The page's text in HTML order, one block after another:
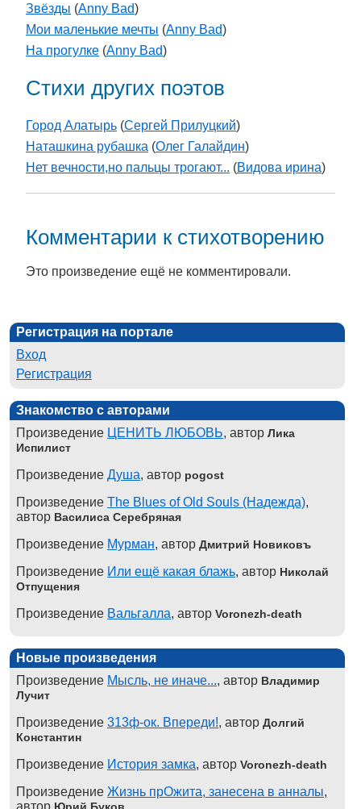
Звёзды (Anny Bad)
Мои маленькие мечты (Anny Bad)
На прогулке (Anny Bad)
Стихи других поэтов
Город Алатырь (Сергей Прилуцкий)
Наташкина рубашка (Олег Галайдин)
Нет вечности,но пальцы трогают... (Видова ирина)
Комментарии к стихотворению
Это произведение ещё не комментировали.
Регистрация на портале
Вход
Регистрация
Знакомство с авторами
Произведение ЦЕНИТЬ ЛЮБОВЬ, автор Лика
Испилист
Произведение Душа, автор pogost
Произведение The Blues of Old Souls (Надежда),
автор Василиса Серебряная
Произведение Мурман, автор Дмитрий Новиковъ
Произведение Или ещё какая блажь, автор Николай
Отпущения
Произведение Вальгалла, автор Voronezh-death
Новые произведения
Произведение Мысль, не иначе..., автор Владимир
Лучит
Произведение 313ф-ок. Впереди!, автор Долгий
Константин
Произведение История замка, автор Voronezh-death
Произведение Жизнь прОжита, занесена в анналы,
автор